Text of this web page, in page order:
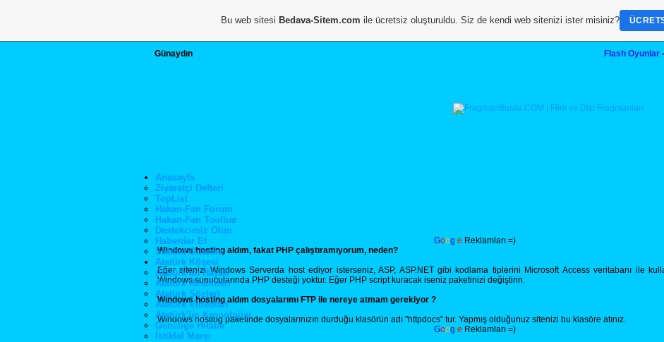
Günaydın Flash Oyunlar
Anasayfa
Ziyaretçi Defteri
TopList
Hakan-Fan Forum
Hakan-Fan Toolbar
Destekcimiz Olun
Haberdar Et
Sohbet Odamız
Atatürk Köşesi
Atatürk'ün Hayatı
Atatürk Resimleri
Atatürk Sözleri
Atatürk Videoları
Atatürk'ün Kronolojisi
Gencliğe Hitabe
İstiklal Marşı
Goog e Reklamları =)
Windows hosting aldım, fakat PHP çalıştıramıyorum, neden?
Eğer sitenizi Windows Serverda host ediyor isterseniz, ASP, ASP.NET gibi kodlama tiplerini Microsoft Access veritabanı ile
Windows sunucularında PHP desteği yoktur. Eğer PHP script kuracak iseniz paketinizi değiştirin.
Windows hosting aldım dosyalarımı FTP ile nereye atmam gerekiyor ?
Windows hosting paketinde dosyalarınızın durduğu klasörün adı "httpdocs" tur. Yapmış olduğunuz sitenizi bu klasöre atınız.
Goog e Reklamları =)
Bu web sitesi Bedava-Sitem.com ile ücretsiz oluşturuldu. Siz de kendi web sitenizi ister misiniz?